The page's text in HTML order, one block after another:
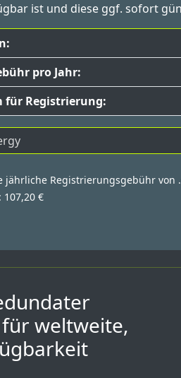
ist und diese ggf. sofort
pro Jahr:
für Registrierung:
Registrierungsgebühr von
€
weltweite,